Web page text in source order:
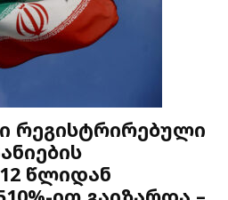
რეგისტრირებული
წლიდან